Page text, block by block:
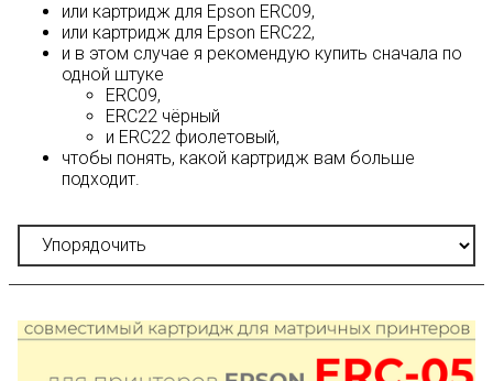
или картридж для Epson ERC09,
или картридж для Epson ERC22,
и в этом случае я рекомендую купить сначала по
одной штуке
ERC09,
ERC22 чёрный
и ERC22 фиолетовый,
чтобы понять, какой картридж вам больше
подходит.